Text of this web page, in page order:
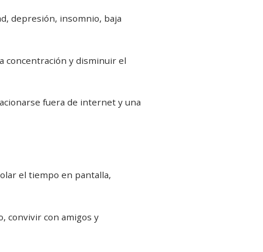
depresión, insomnio, baja
concentración y disminuir el
fuera de internet y una
el tiempo en pantalla,
convivir con amigos y